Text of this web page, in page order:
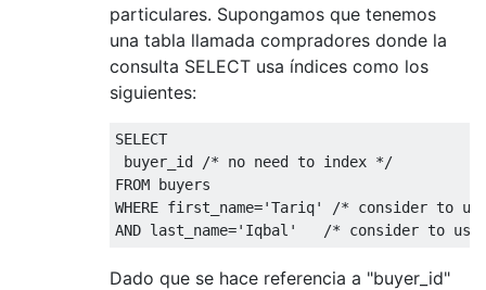
particulares. Supongamos que tenemos
una tabla llamada compradores donde la
consulta SELECT usa índices como los
siguientes:
SELECT
buyer_id
/* no need to index */
FROM
WHERE first_name='Tariq'
/* consider to
AND last_name='Iqbal' /* consider to
Dado que se hace referencia a "buyer_id"